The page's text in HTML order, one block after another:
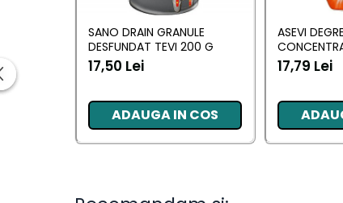
Balsam de par
Fixativ si spuma de par
Masca & Gel de par
Servetele Umede & Uscate
SANO DRAIN GRANULE
DESFUNDAT TEVI 200 G
17,50 Lei
ADAUGA IN COS
ASEVI
17,79 Lei